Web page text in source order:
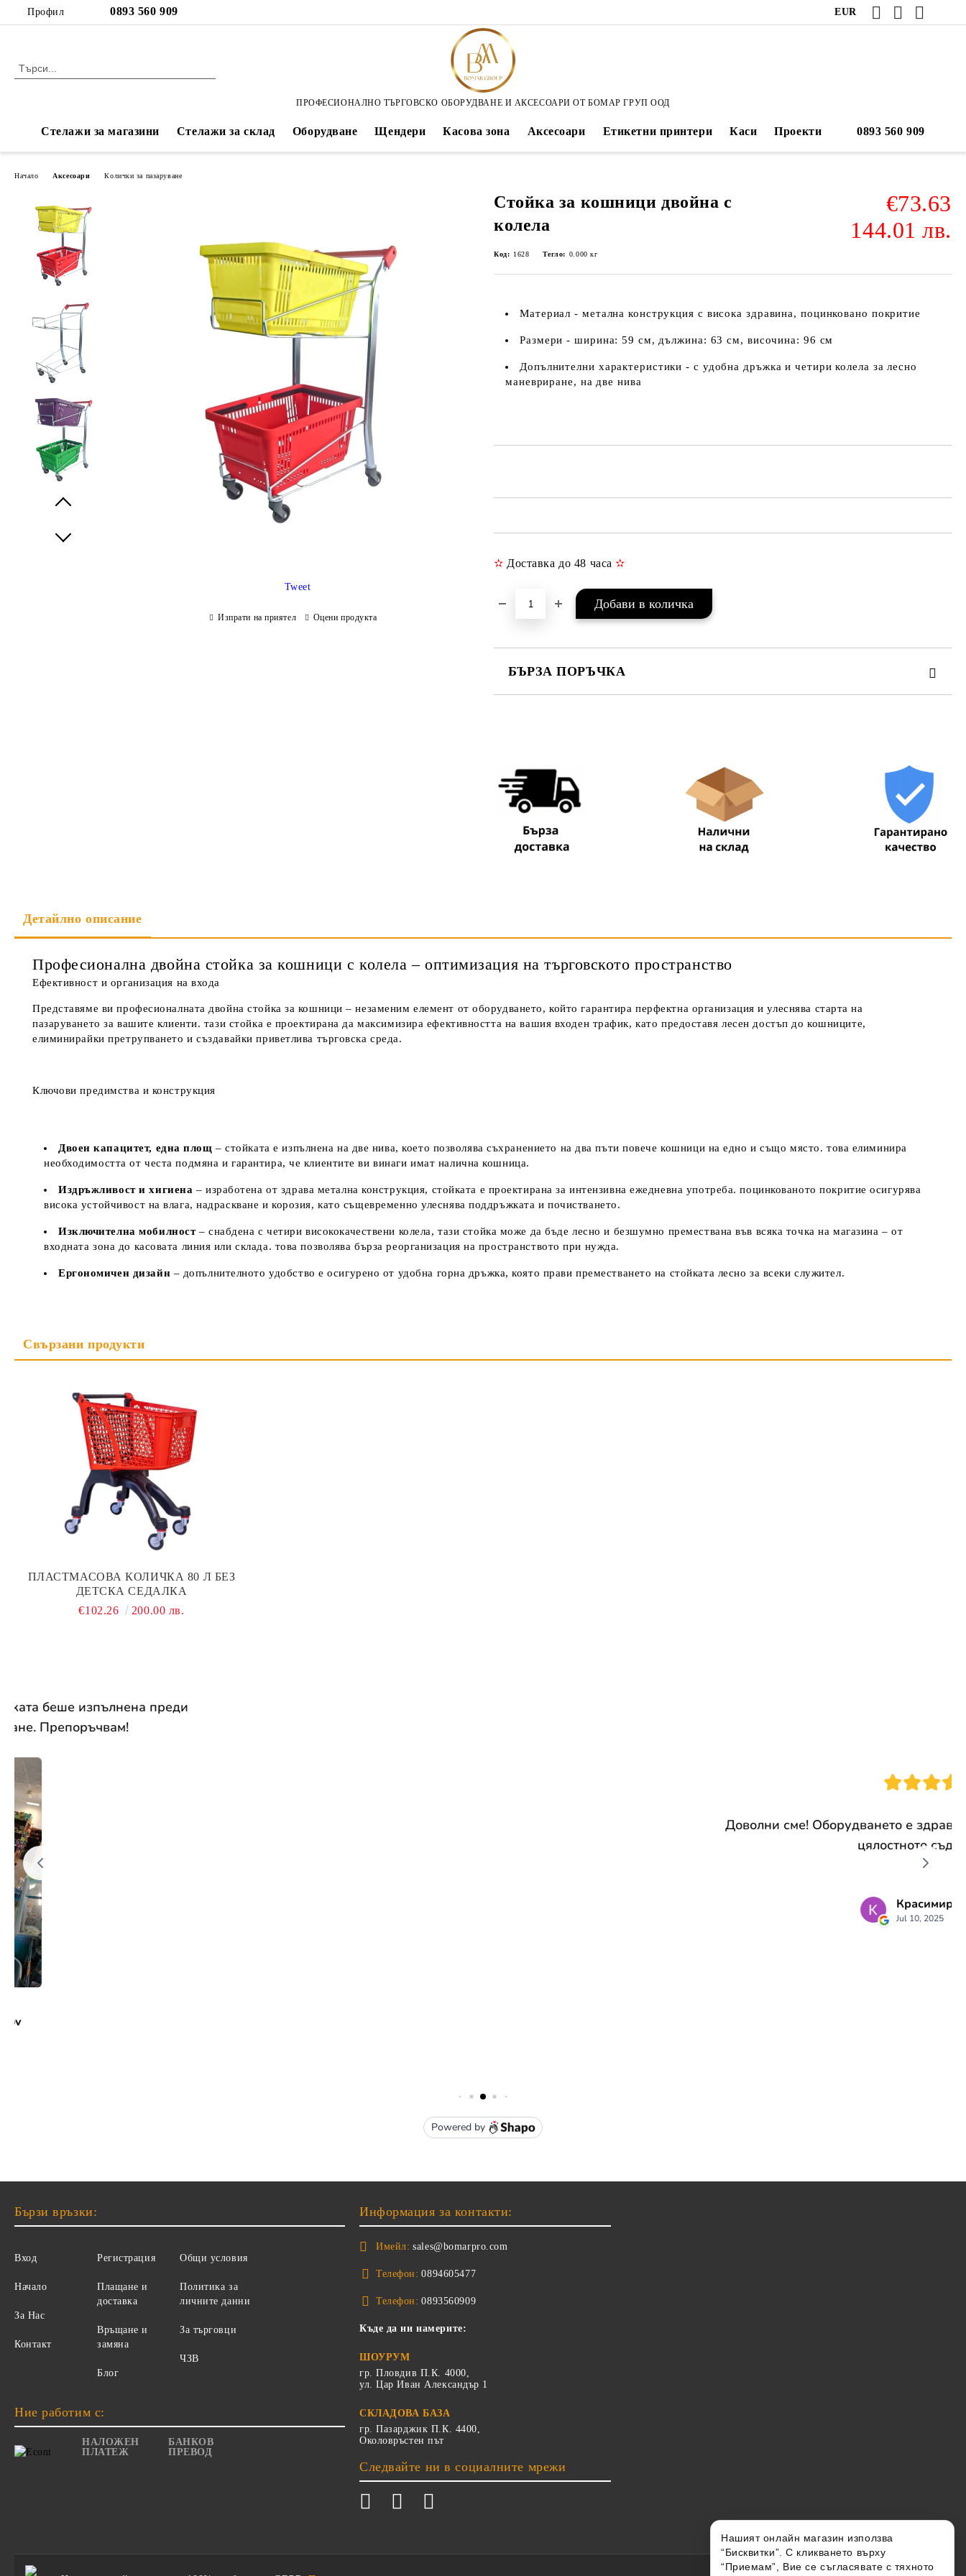
Нашият онлайн магазин използва
“Бисквитки”. С кликването върху
“Приемам”, Вие се съгласявате с тяхното
Профил EUR
ПРОФЕСИОНАЛНО ТЪРГОВСКО ОБОРУДВАНЕ И АКСЕСОАРИ ОТ БОМАР ГРУП ООД
Стелажи за магазини Стелажи за склад Оборудване Щендери Касова зона Аксесоари Етикетни принтери Каси Проекти
Начало Аксесоари Колички за пазаруване
Стойка за кошници двойна с
колела
€73.63
144.01 лв.
Код: 1628 Тегло: 0.000 кг
Материал - метална конструкция с висока здравина, поцинковано покритие
Размери - ширина: 59 см, дължина: 63 см, височина: 96 см
Допълнителни характеристики - с удобна дръжка и четири колела за лесно
маневриране, на две нива
✫ Доставка до 48 часа✫
БЪРЗА ПОРЪЧКА
Съгласен съм с Политиката за лични данни
Ние ще се свържем с вас в рамките на работния ден.
Tweet
Изпрати на приятел Оцени продукта
Детайлно описание
Професионална двойна стойка за кошници с колела – оптимизация на търговското пространство
Ефективност и организация на входа
Представяме ви професионалната двойна стойка за кошници – незаменим елемент от оборудването, който гарантира перфектна организация и улеснява старта на
пазаруването за вашите клиенти. тази стойка е проектирана да максимизира ефективността на вашия входен трафик, като предоставя лесен достъп до кошниците,
елиминирайки претрупването и създавайки приветлива търговска среда.
Ключови предимства и конструкция
Двоен капацитет, една площ – стойката е изпълнена на две нива, което позволява съхранението на два пъти повече кошници на едно и също място. това елиминира
необходимостта от честа подмяна и гарантира, че клиентите ви винаги имат налична кошница.
Издръжливост и хигиена – изработена от здрава метална конструкция, стойката е проектирана за интензивна ежедневна употреба. поцинкованото покритие осигурява
висока устойчивост на влага, надраскване и корозия, като същевременно улеснява поддръжката и почистването.
Изключителна мобилност– снабдена с четири висококачествени колела, тази стойка може да бъде лесно и безшумно премествана във всяка точка на магазина – от
входната зона до касовата линия или склада. това позволява бърза реорганизация на пространството при нужда.
Ергономичен дизайн – допълнителното удобство е осигурено от удобна горна дръжка, която прави преместването на стойката лесно за всеки служител.
ПЛАСТМАСОВА КОЛИЧКА 80 Л БЕЗ
ДЕТСКА СЕДАЛКА
€102.26
200.00 лв.
Бързи връзки:
Вход
Начало
За Нас
Контакт
Регистрация
Плащане и
доставка
Връщане и
замяна
Блог
Общи условия
Политика за
личните данни
За търговци
ЧЗВ
Ние работим с:
НАЛОЖЕН
ПЛАТЕЖ
БАНКОВ
ПРЕВОД
Информация за контакти:
Имейл: sales@bomarpro.com
Телефон: 0894605477
Телефон: 0893560909
Къде да ни намерите:
ШОУРУМ
гр. Пловдив П.К. 4000,
ул. Цар Иван Александър 1
СКЛАДОВА БАЗА
гр. Пазарджик П.К. 4400,
Околовръстен път
Следвайте ни в социалните мрежи